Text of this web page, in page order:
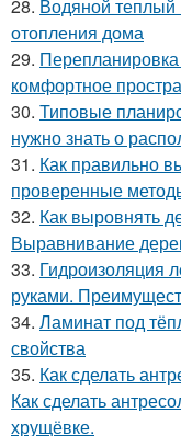
28. Водяной
отопления дома
29.
комфортное
30. Типовые
нужно знать о
31. Как правильно
проверенные
32. Как выровнять
Выравнивание
33. Гидроизоляция
руками.
34. Ламинат под
свойства
35. Как сделать
Как сделать
хрущёвке.